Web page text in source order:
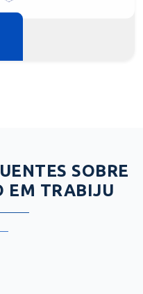
SOBRE
EM TRABIJU